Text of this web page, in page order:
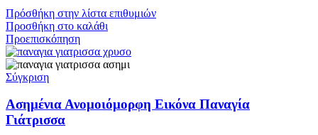
Πρόσθήκη στην λίστα επιθυμιών
Προσθήκη στο καλάθι
Προεπισκόπηση
Σύγκριση
Ασημένια Ανομοιόμορφη Εικόνα Παναγία
Γιάτρισσα